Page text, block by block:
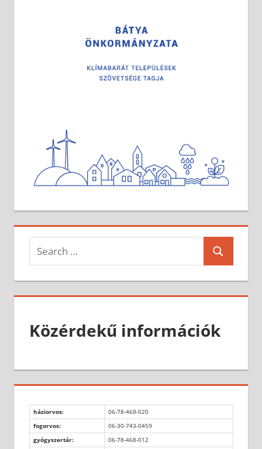
Search
for:
Search
Közérdekű információk
háziorvos:
06-78-468-020
fogorvos:
06-30-743-0459
gyógyszertár:
06-78-468-012